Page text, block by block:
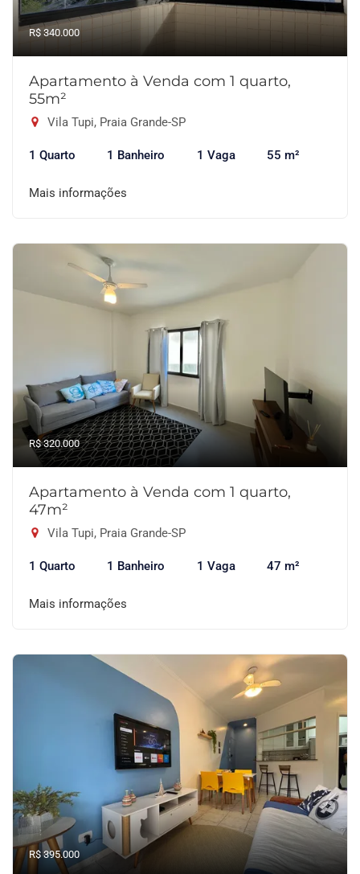
R$ 340.000
Apartamento à Venda com 1 quarto,
55m²
Vila Tupi, Praia Grande-SP
1 Quarto 1 Banheiro 1 Vaga 55 m²
Mais informações
R$ 320.000
Apartamento à Venda com 1 quarto,
47m²
Vila Tupi, Praia Grande-SP
1 Quarto 1 Banheiro 1 Vaga 47 m²
Mais informações
R$ 395.000